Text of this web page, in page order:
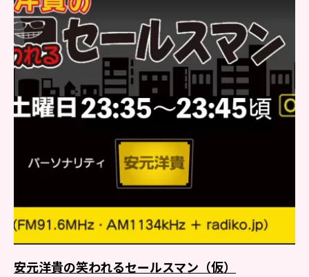
安元洋貴の笑われるセールスマン（仮）